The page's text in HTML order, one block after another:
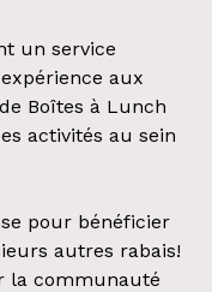
un service
aux
Boîtes à Lunch
activités au sein
pour bénéficier
autres rabais!
la communauté